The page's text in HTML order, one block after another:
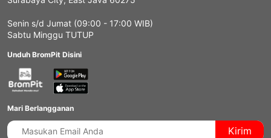
Senin s/d Jumat (09:00 - 17:00 WIB)
Sabtu Minggu TUTUP
Unduh BromPit Disini
Mari Berlangganan
Kirim